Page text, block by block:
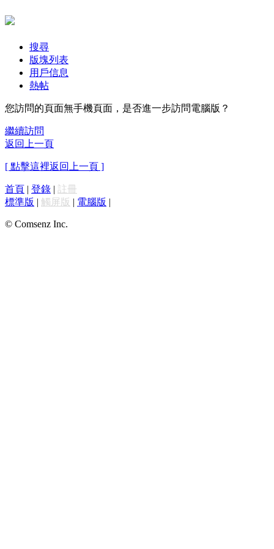
搜尋
版塊列表
用戶信息
熱帖
您訪問的頁面無手機頁面，是否進一步訪問電腦版？
繼續訪問
返回上一頁
[ 點擊這裡返回上一頁 ]
首頁 | 登錄 | 註冊
標準版 | 觸屏版 | 電腦版 |
© Comsenz Inc.